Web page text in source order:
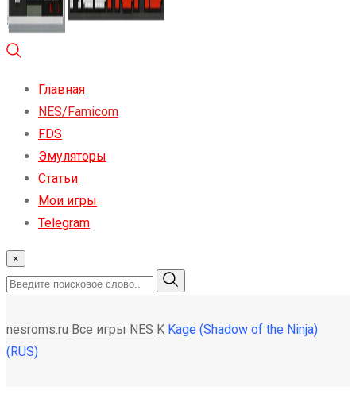
Главная
NES/Famicom
FDS
Эмуляторы
Статьи
Мои игры
Telegram
×
nesroms.ru Все игры NES K Kage (Shadow of the Ninja)
(RUS)